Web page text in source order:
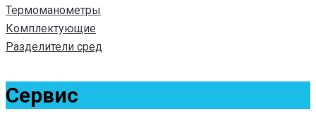
Термоманометры
Комплектующие
Разделители сред
Сервис